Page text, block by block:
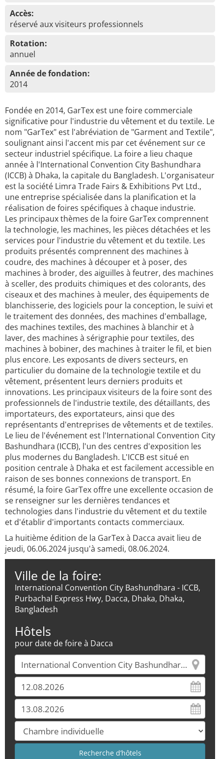
Accès:
réservé aux visiteurs professionnels
Rotation:
annuel
Année de fondation:
2014
Fondée en 2014, GarTex est une foire commerciale
significative pour l'industrie du vêtement et du textile. Le
nom "GarTex" est l'abréviation de "Garment and Textile",
soulignant ainsi l'accent mis par cet événement sur ce
secteur industriel spécifique. La foire a lieu chaque
année à l'International Convention City Bashundhara
(ICCB) à Dhaka, la capitale du Bangladesh. L'organisateur
est la société Limra Trade Fairs & Exhibitions Pvt Ltd.,
une entreprise spécialisée dans la planification et la
réalisation de foires spécifiques à chaque industrie.
Les principaux thèmes de la foire GarTex comprennent
la technologie, les machines, les pièces détachées et les
services pour l'industrie du vêtement et du textile. Les
produits présentés comprennent des machines à
coudre, des machines à découper et à poser, des
machines à broder, des aiguilles à feutrer, des machines
à sceller, des produits chimiques et des colorants, des
ciseaux et des machines à meuler, des équipements de
blanchisserie, des logiciels pour la conception, le suivi et
le traitement des données, des machines d'emballage,
des machines textiles, des machines à blanchir et à
laver, des machines à sérigraphie pour textiles, des
machines à bobiner, des machines à traiter le fil, et bien
plus encore. Les exposants de divers secteurs, en
particulier du domaine de la technologie textile et du
vêtement, présentent leurs derniers produits et
innovations. Les principaux visiteurs de la foire sont des
professionnels de l'industrie textile, des détaillants, des
importateurs, des exportateurs, ainsi que des
représentants d'entreprises de vêtements et de textiles.
Le lieu de l'événement est l'International Convention City
Bashundhara (ICCB), l'un des centres d'exposition les
plus modernes du Bangladesh. L'ICCB est situé en
position centrale à Dhaka et est facilement accessible en
raison de ses bonnes connexions de transport. En
résumé, la foire GarTex offre une excellente occasion de
se renseigner sur les dernières tendances et
technologies dans l'industrie du vêtement et du textile
et d'établir d'importants contacts commerciaux.
La huitième édition de la GarTex à Dacca avait lieu de
jeudi, 06.06.2024 jusqu'à samedi, 08.06.2024.
Ville de la foire:
International Convention City Bashundhara - ICCB,
Purbachal Express Hwy, Dacca, Dhaka, Dhaka,
Bangladesh
Hôtels
pour date de foire à Dacca